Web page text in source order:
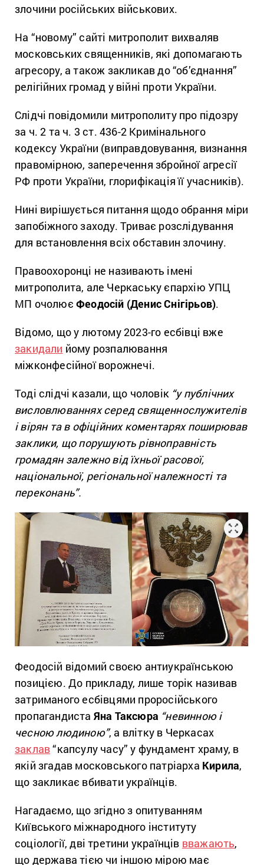
злочини російських військових.
На “новому” сайті митрополит вихваляв
московських священників, які допомагають
агресору, а також закликав до “об’єднання”
релігійних громад у війні проти України.
Слідчі повідомили митрополиту про підозру
за ч. 2 та ч. 3 ст. 436-2 Кримінального
кодексу України (виправдовування, визнання
правомірною, заперечення збройної агресії
РФ проти України, глорифікація її учасників).
Нині вирішується питання щодо обрання міри
запобіжного заходу. Триває розслідування
для встановлення всіх обставин злочину.
Правоохоронці не називають імені
митрополита, але Черкаську єпархію УПЦ
МП очолює Феодосій (Денис Снігірьов).
Відомо, що у лютому 2023-го есбівці вже
закидали йому розпалювання
міжконфесійної ворожнечі.
Тоді слідчі казали, що чоловік “у публічних
висловлюваннях серед священнослужителів
і вірян та в офіційних коментарях поширював
заклики, що порушують рівноправність
громадян залежно від їхньої расової,
національної, регіональної належності та
переконань”.
Феодосій відомий своєю антиукраїнською
позицією. До прикладу, лише торік називав
затриманого есбівцями проросійського
пропагандиста Яна Таксюра “невинною і
чесною людиною”, а влітку в Черкасах
заклав“капсулу часу” у фундамент храму, в
якій згадав московського патріарха Кирила,
що закликає вбивати українців.
Нагадаємо, що згідно з опитуванням
Київського міжнародного інституту
соціології, дві третини українців вважають,
що держава тією чи іншою мірою має